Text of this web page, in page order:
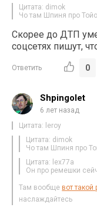
Цитата: dimok
Чо там Шпиня про
Скорее до ДТП
соцсетях пишут,
Ответить 0
Shpingolet
6 лет назад
Цитата: leroy
Цитата: dimok
Чо там Шпиня про
Цитата: lex77a
Он про ремешки
Там вообщевот такой
наслаждайтесь